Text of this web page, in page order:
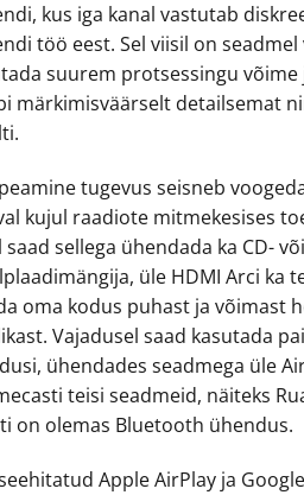
kus iga kanal vastutab
töö eest. Sel viisil on
suurem protsessingu võime
märkimisväärselt detailsemat
tugevus seisneb
kujul raadiote mitmekesises
sellega ühendada ka CD- või
üle HDMI Arci ka
oma kodus puhast ja võimast
Vajadusel saad kasutada
ühendades seadmega üle
teisi seadmeid, näiteks
on olemas Bluetooth ühendus.
Apple AirPlay ja